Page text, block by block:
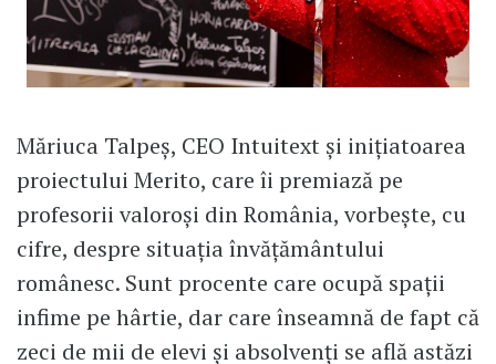
Măriuca Talpeș, CEO Intuitext și inițiatoarea
proiectului Merito, care îi premiază pe
profesorii valoroși din România, vorbește, cu
cifre, despre situația învățământului
românesc. Sunt procente care ocupă spații
infime pe hârtie, dar care înseamnă de fapt că
zeci de mii de elevi și absolvenți se află astăzi